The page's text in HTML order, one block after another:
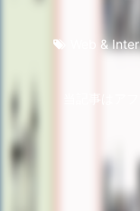
Web &
当記事はア